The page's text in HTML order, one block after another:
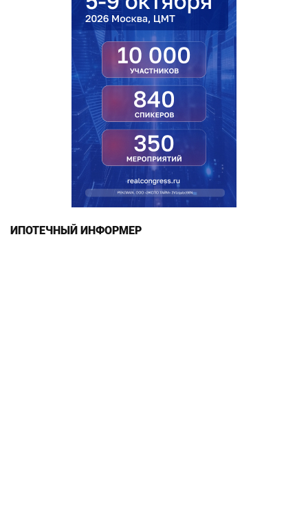
ИПОТЕЧНЫЙ ИНФОРМЕР